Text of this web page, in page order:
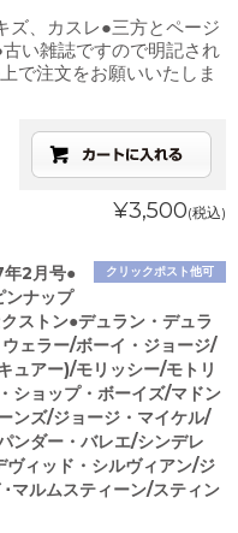
ズ、カスレ●三方とページ
い雑誌ですので明記され
で注文をお願いいたしま
¥3,500(税込)
クリックポスト他可
2月号●
ナップ
ストン●デュラン・デュラ
ェラー/ボーイ・ジョージ/
ュアー)/モリッシー/モトリ
ショップ・ボーイズ/マドン
ンズ/ジョージ・マイケル/
ンダー・バレエ/シンデレ
ィッド・シルヴィアン/ジ
マルムスティーン/スティン